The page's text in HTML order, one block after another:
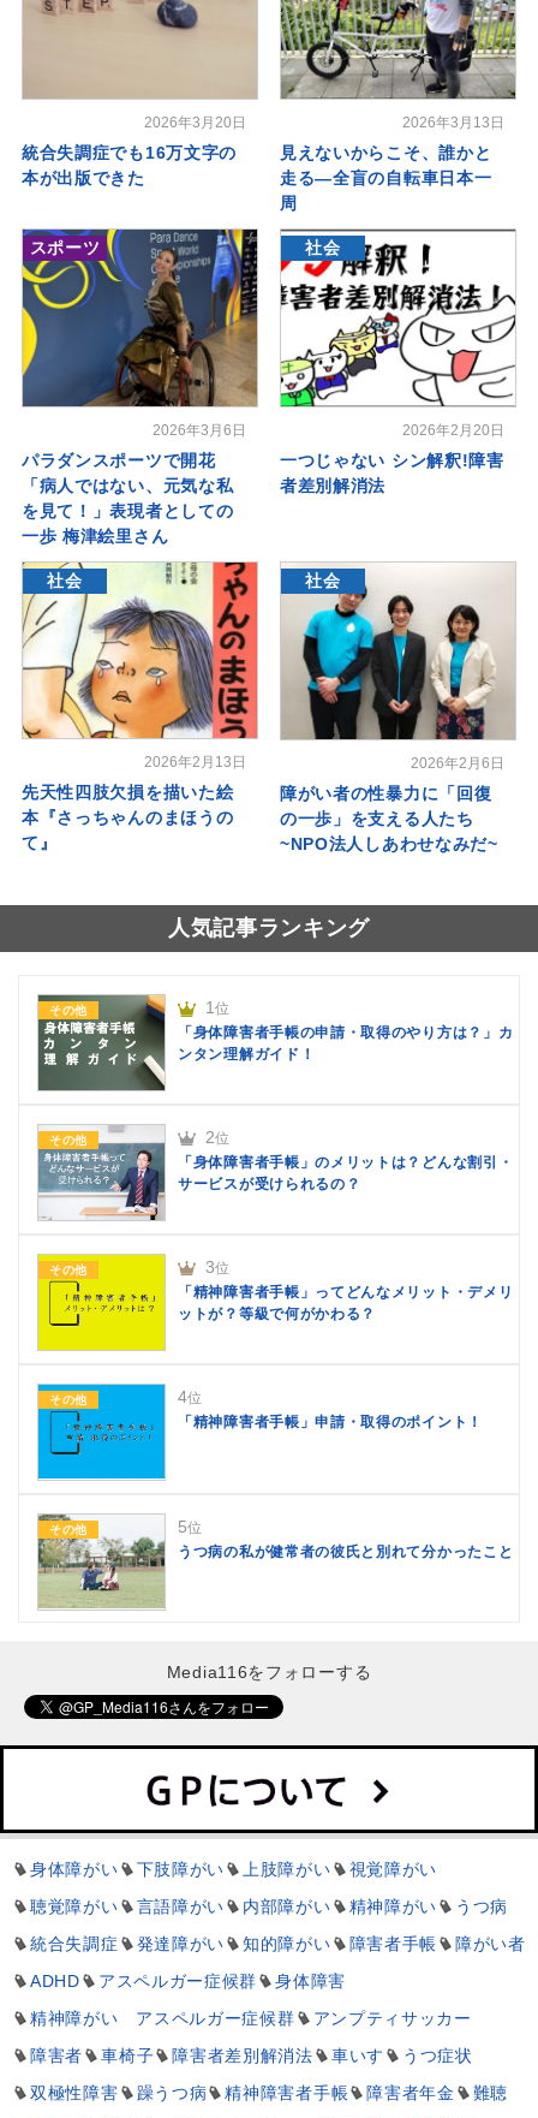
2026年3月20日
統合失調症でも16万文字の
本が出版できた
2026年3月13日
見えないからこそ、誰かと
走る―全盲の自転車日本一
周
スポーツ
2026年3月6日
パラダンスポーツで開花
「病人ではない、元気な私
を見て！」表現者としての
一歩 梅津絵里さん
社会
2026年2月20日
一つじゃない シン解釈!障害
者差別解消法
社会
2026年2月13日
先天性四肢欠損を描いた絵
本『さっちゃんのまほうの
て』
社会
2026年2月6日
障がい者の性暴力に「回復
の一歩」を支える人たち
~NPO法人しあわせなみだ~
人気記事ランキング
その他 1 位
「身体障害者手帳の申請・取得のやり方は？」カ
ンタン理解ガイド！
その他 2位
「身体障害者手帳」のメリットは？どんな割引・
サービスが受けられるの？
その他 3位
「精神障害者手帳」ってどんなメリット・デメリ
ットが？等級で何がかわる？
その他 4位
「精神障害者手帳」申請・取得のポイント！
その他 5位
うつ病の私が健常者の彼氏と別れて分かったこと
Media116をフォローする
身体障がい 下肢障がい 上肢障がい
視覚障がい
聴覚障がい
言語障がい 内部障がい 精神障がい
うつ病
統合失調症
発達障がい 知的障がい 障害者手帳
障がい者
ADHD
アスペルガー症候群
身体障害
精神障がい アスペルガー症候群
アンプティサッカー
障害者
車椅子 障害者差別解消法 車いす
うつ症状
双極性障害
躁うつ病 精神障害者手帳 障害者年金
難聴